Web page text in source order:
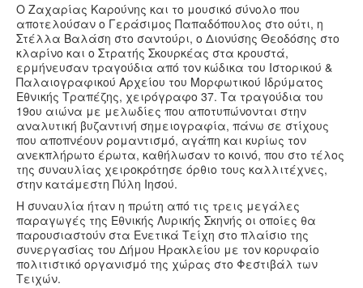
Ο Ζαχαρίας Καρούνης και το μoυσικό σύνολο που
αποτελούσαν ο Γεράσιμος Παπαδόπουλος στο ούτι, η
Στέλλα Βαλάση στο σαντούρι, ο Διονύσης Θεοδόσης στο
κλαρίνο και ο Στρατής Σκουρκέας στα κρουστά,
ερμήνευσαν τραγούδια από τον κώδικα του Ιστορικού &
Παλαιογραφικού Αρχείου του Μορφωτικού Ιδρύματος
Εθνικής Τραπέζης, χειρόγραφο 37. Τα τραγούδια του
19ου αιώνα με μελωδίες που αποτυπώνονται στην
αναλυτική βυζαντινή σημειογραφία, πάνω σε στίχους
που αποπνέουν ρομαντισμό, αγάπη και κυρίως τον
ανεκπλήρωτο έρωτα, καθήλωσαν το κοινό, που στο τέλος
της συναυλίας χειροκρότησε όρθιο τους καλλιτέχνες,
στην κατάμεστη Πύλη Ιησού.
Η συναυλία ήταν η πρώτη από τις τρεις μεγάλες
παραγωγές της Εθνικής Λυρικής Σκηνής οι οποίες θα
παρουσιαστούν στα Ενετικά Τείχη στο πλαίσιο της
συνεργασίας του Δήμου Ηρακλείου με τον κορυφαίο
πολιτιστικό οργανισμό της χώρας στο Φεστιβάλ των
Τειχών.